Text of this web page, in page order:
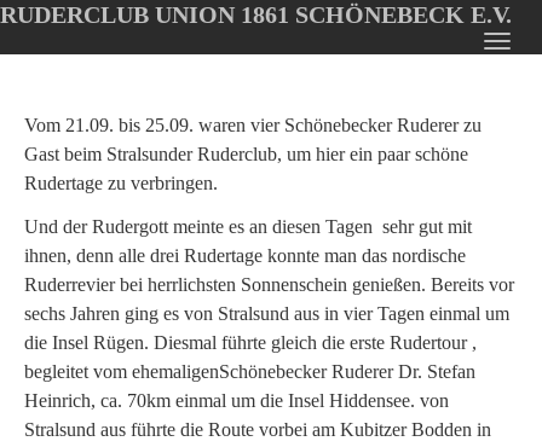
Oops, an error occurred! Code: 2026080621170099a8d0e6
main
content
RUDERCLUB UNION 1861 SCHÖNEBECK E.V.
Vom 21.09. bis 25.09. waren vier Schönebecker Ruderer zu
Gast beim Stralsunder Ruderclub, um hier ein paar schöne
Rudertage zu verbringen.
Und der Rudergott meinte es an diesen Tagen sehr gut mit
ihnen, denn alle drei Rudertage konnte man das nordische
Ruderrevier bei herrlichsten Sonnenschein genießen. Bereits vor
sechs Jahren ging es von Stralsund aus in vier Tagen einmal um
die Insel Rügen. Diesmal führte gleich die erste Rudertour ,
begleitet vom ehemaligenSchönebecker Ruderer Dr. Stefan
Heinrich, ca. 70km einmal um die Insel Hiddensee. von
Stralsund aus führte die Route vorbei am Kubitzer Bodden in